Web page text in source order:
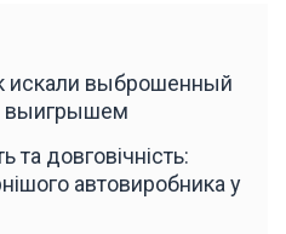
искали выброшенный
выигрышем
та довговічність:
автовиробника у